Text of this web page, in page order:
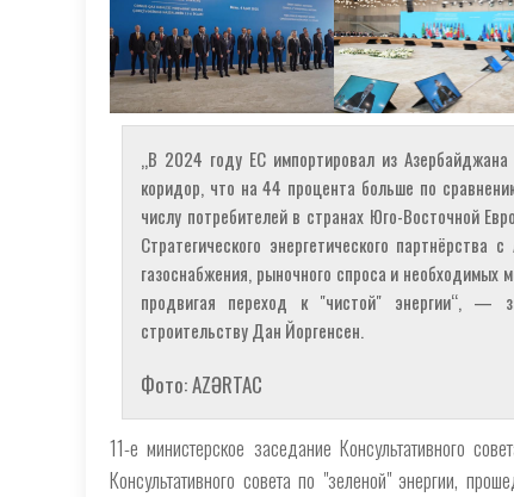
„В 2024 году ЕС импортировал из
коридор, что на 44 процента больше по
числу потребителей в странах Юго-Восточной
Стратегического энергетического
газоснабжения, рыночного спроса и необходимых
продвигая переход к "чистой" энергии“, —
строительству Дан Йоргенсен.
Фото: AZƏRTAC
11-е министерское заседание Консультативного
Консультативного совета по "зеленой" энергии,